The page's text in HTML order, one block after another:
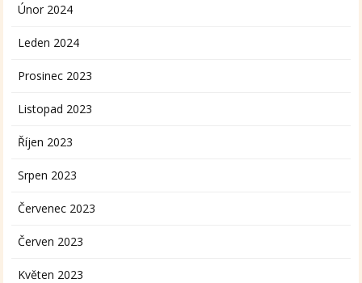
Únor 2024
Leden 2024
Prosinec 2023
Listopad 2023
Říjen 2023
Srpen 2023
Červenec 2023
Červen 2023
Květen 2023